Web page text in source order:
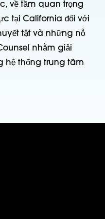
về tầm quan trọng
tại California đối với
tật và những nỗ
nhằm giải
hệ thống trung tâm